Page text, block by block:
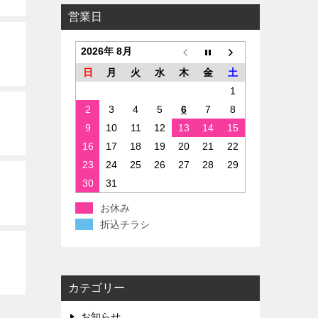
営業日
2026年 8月
日
月 火 水 木 金
土
1
2
3 4 5 6 7
8
9
10 11 12 13 14
15
16
17 18 19 20 21
22
23
24 25 26 27 28
29
30
31
お休み
折込チラシ
カテゴリー